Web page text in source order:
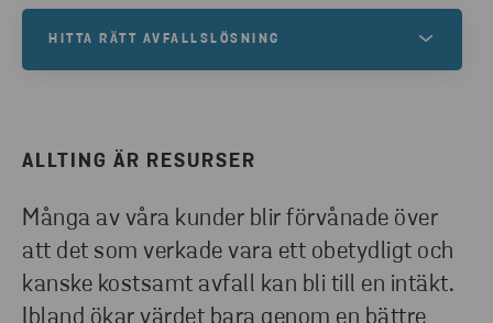
ALLTING ÄR RESURSER
Många av våra kunder blir förvånade över
att det som verkade vara ett obetydligt och
kanske kostsamt avfall kan bli till en intäkt.
HITTA RÄTT AVFALLSLÖSNING
Fyll i formuläret så kontaktar vi dig.
KONTAKTA OSS